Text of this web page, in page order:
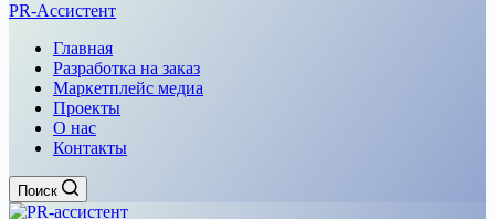
PR-Ассистент
Главная
Разработка на заказ
Маркетплейс медиа
Проекты
О нас
Контакты
Поиск